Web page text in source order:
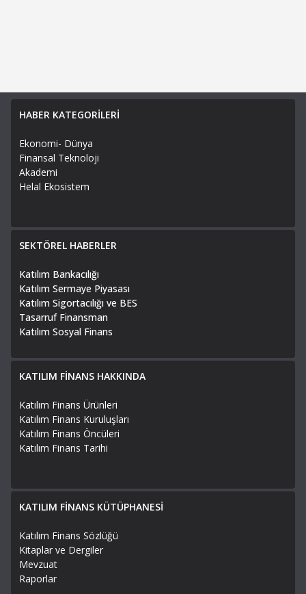
HABER KATEGORİLERİ
Ekonomi- Dünya
Finansal Teknoloji
Akademi
Helal Ekosistem
SEKTÖREL HABERLER
Katılım Bankacılığı
Katılım Sermaye Piyasası
Katılım Sigortacılığı ve BES
Tasarruf Finansman
Katılım Sosyal Finans
KATILIM FİNANS HAKKINDA
Katılım Finans Ürünleri
Katılım Finans Kuruluşları
Katılım Finans Öncüleri
Katılım Finans Tarihi
KATILIM FİNANS KÜTÜPHANESİ
Katılım Finans Sözlüğü
Kitaplar ve Dergiler
Mevzuat
Raporlar